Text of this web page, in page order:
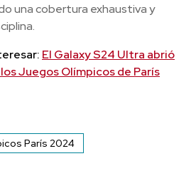
una cobertura exhaustiva y
El Galaxy S24 Ultra abrió
Juegos Olímpicos de París
París 2024